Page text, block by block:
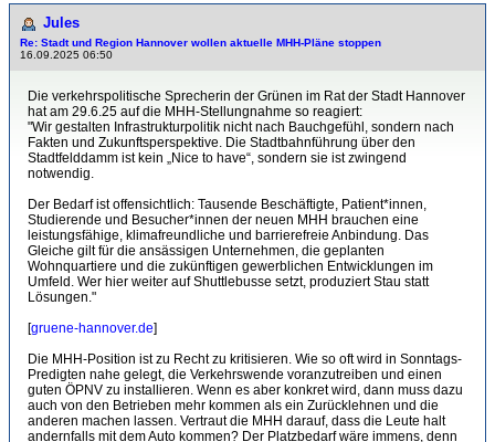
Jules
Re: Stadt und Region Hannover wollen aktuelle MHH-Pläne stoppen
16.09.2025 06:50
Die verkehrspolitische Sprecherin der Grünen im Rat der Stadt Hannover
hat am 29.6.25 auf die MHH-Stellungnahme so reagiert:
"Wir gestalten Infrastrukturpolitik nicht nach Bauchgefühl, sondern nach
Fakten und Zukunftsperspektive. Die Stadtbahnführung über den
Stadtfelddamm ist kein „Nice to have“, sondern sie ist zwingend
notwendig.
Der Bedarf ist offensichtlich: Tausende Beschäftigte, Patient*innen,
Studierende und Besucher*innen der neuen MHH brauchen eine
leistungsfähige, klimafreundliche und barrierefreie Anbindung. Das
Gleiche gilt für die ansässigen Unternehmen, die geplanten
Wohnquartiere und die zukünftigen gewerblichen Entwicklungen im
Umfeld. Wer hier weiter auf Shuttlebusse setzt, produziert Stau statt
Lösungen."
[gruene-hannover.de]
Die MHH-Position ist zu Recht zu kritisieren. Wie so oft wird in Sonntags-
Predigten nahe gelegt, die Verkehrswende voranzutreiben und einen
guten ÖPNV zu installieren. Wenn es aber konkret wird, dann muss dazu
auch von den Betrieben mehr kommen als ein Zurücklehnen und die
anderen machen lassen. Vertraut die MHH darauf, dass die Leute halt
andernfalls mit dem Auto kommen? Der Platzbedarf wäre immens, denn